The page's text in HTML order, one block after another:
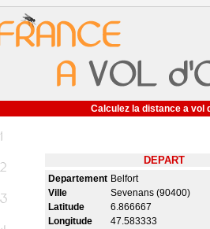
Calculez la distance a vol
DEPART
Departement Belfort
Ville
Sevenans (90400)
Latitude
6.866667
Longitude
47.583333